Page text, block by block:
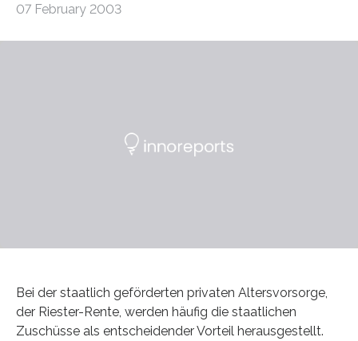
07 February 2003
Bei der staatlich geförderten privaten Altersvorsorge,
der Riester-Rente, werden häufig die staatlichen
Zuschüsse als entscheidender Vorteil herausgestellt.